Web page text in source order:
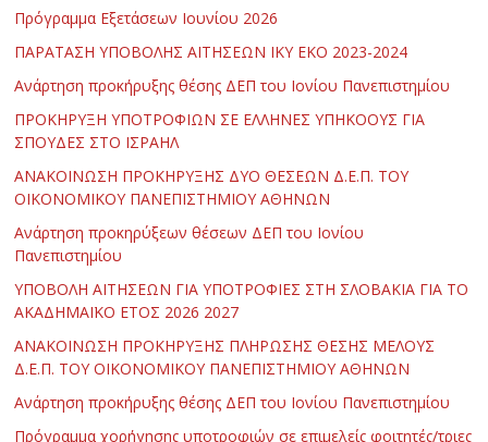
Πρόγραμμα Εξετάσεων Ιουνίου 2026
ΠΑΡΑΤΑΣΗ ΥΠΟΒΟΛΗΣ ΑΙΤΗΣΕΩΝ ΙΚΥ ΕΚΟ 2023-2024
Ανάρτηση προκήρυξης θέσης ΔΕΠ του Ιονίου Πανεπιστημίου
ΠΡΟΚΗΡΥΞΗ ΥΠΟΤΡΟΦΙΩΝ ΣΕ ΕΛΛΗΝΕΣ ΥΠΗΚΟΟΥΣ ΓΙΑ
ΣΠΟΥΔΕΣ ΣΤΟ ΙΣΡΑΗΛ
ΑΝΑΚΟΙΝΩΣΗ ΠΡΟΚΗΡΥΞΗΣ ΔΥΟ ΘΕΣΕΩΝ Δ.Ε.Π. ΤΟΥ
ΟΙΚΟΝΟΜΙΚΟΥ ΠΑΝΕΠΙΣΤΗΜΙΟΥ ΑΘΗΝΩΝ
Ανάρτηση προκηρύξεων θέσεων ΔΕΠ του Ιονίου
Πανεπιστημίου
ΥΠΟΒΟΛΗ ΑΙΤΗΣΕΩΝ ΓΙΑ ΥΠΟΤΡΟΦΙΕΣ ΣΤΗ ΣΛΟΒΑΚΙΑ ΓΙΑ ΤΟ
ΑΚΑΔΗΜΑΪΚΟ ΕΤΟΣ 2026 2027
ΑΝΑΚΟΙΝΩΣΗ ΠΡΟΚΗΡΥΞΗΣ ΠΛΗΡΩΣΗΣ ΘΕΣΗΣ ΜΕΛΟΥΣ
Δ.Ε.Π. ΤΟΥ ΟΙΚΟΝΟΜΙΚΟΥ ΠΑΝΕΠΙΣΤΗΜΙΟΥ ΑΘΗΝΩΝ
Ανάρτηση προκήρυξης θέσης ΔΕΠ του Ιονίου Πανεπιστημίου
Πρόγραμμα χορήγησης υποτροφιών σε επιμελείς φοιτητές/τριες